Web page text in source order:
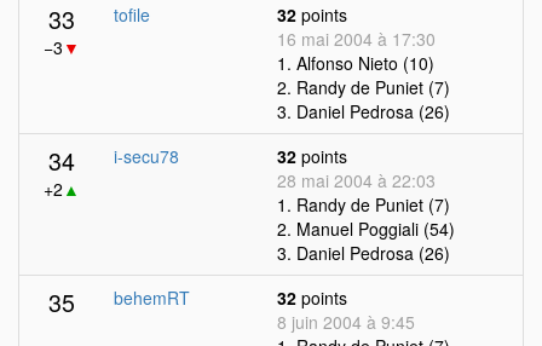
33
−3 ▼
tofile 32 points
16 mai 2004 à 17:30
1. Alfonso Nieto (10)
2. Randy de Puniet (7)
3. Daniel Pedrosa (26)
34
+2 ▲
i-secu78 32 points
28 mai 2004 à 22:03
1. Randy de Puniet (7)
2. Manuel Poggiali (54)
3. Daniel Pedrosa (26)
35 behemRT 32 points
8 juin 2004 à 9:45